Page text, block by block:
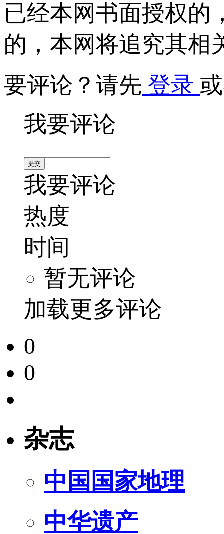
已经本网书面授权的
的，本网将追究其相
要评论？请先 登录
我要评论
我要评论
热度
时间
暂无评论
加载更多评论
0
0
杂志
中国国家地理
中华遗产